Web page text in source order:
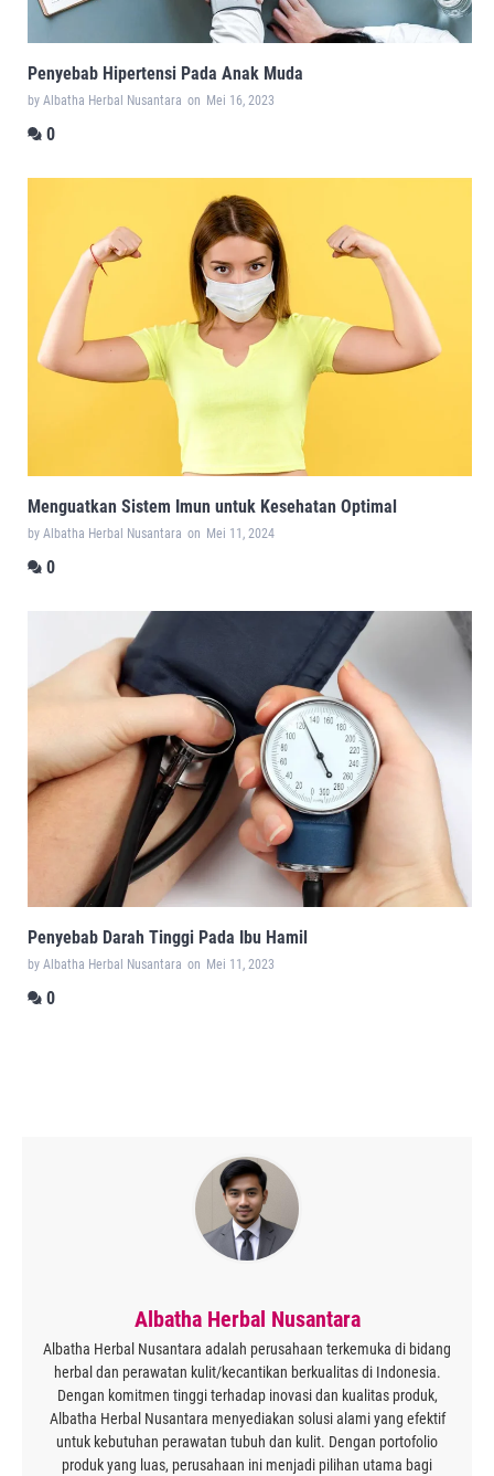
Penyebab Hipertensi Pada Anak Muda
by Albatha Herbal Nusantara on Mei 16, 2023
0
Menguatkan Sistem Imun untuk Kesehatan Optimal
by Albatha Herbal Nusantara on Mei 11, 2024
0
Penyebab Darah Tinggi Pada Ibu Hamil
by Albatha Herbal Nusantara on Mei 11, 2023
0
Albatha Herbal Nusantara
Albatha Herbal Nusantara adalah perusahaan terkemuka di bidang
herbal dan perawatan kulit/kecantikan berkualitas di Indonesia.
Dengan komitmen tinggi terhadap inovasi dan kualitas produk,
Albatha Herbal Nusantara menyediakan solusi alami yang efektif
untuk kebutuhan perawatan tubuh dan kulit. Dengan portofolio
produk yang luas, perusahaan ini menjadi pilihan utama bagi